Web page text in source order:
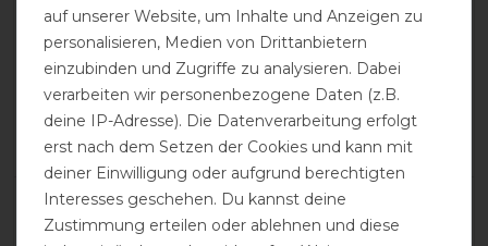
Positive
100%
Neutral
0%
Negative
0%
LATEST REVIEWS
16.02.2026
auf unserer Website, um Inhalte und Anzeigen zu
personalisieren, Medien von Drittanbietern
einzubinden und Zugriffe zu analysieren. Dabei
verarbeiten wir personenbezogene Daten (z.B.
deine IP-Adresse). Die Datenverarbeitung erfolgt
erst nach dem Setzen der Cookies und kann mit
deiner Einwilligung oder aufgrund berechtigten
Interesses geschehen. Du kannst deine
Zustimmung erteilen oder ablehnen und diese